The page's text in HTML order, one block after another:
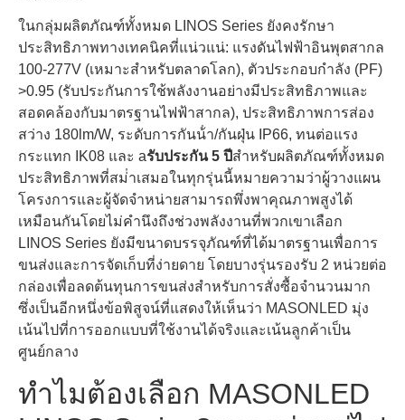
ในกลุ่มผลิตภัณฑ์ทั้งหมด LINOS Series ยังคงรักษา
ประสิทธิภาพทางเทคนิคที่แน่วแน่: แรงดันไฟฟ้าอินพุตสากล
100-277V (เหมาะสําหรับตลาดโลก), ตัวประกอบกําลัง (PF)
>0.95 (รับประกันการใช้พลังงานอย่างมีประสิทธิภาพและ
สอดคล้องกับมาตรฐานไฟฟ้าสากล), ประสิทธิภาพการส่อง
สว่าง 180lm/W, ระดับการกันน้ํา/กันฝุ่น IP66, ทนต่อแรง
กระแทก IK08 และ aรับประกัน 5 ปีสําหรับผลิตภัณฑ์ทั้งหมด
ประสิทธิภาพที่สม่ําเสมอในทุกรุ่นนี้หมายความว่าผู้วางแผน
โครงการและผู้จัดจําหน่ายสามารถพึ่งพาคุณภาพสูงได้
เหมือนกันโดยไม่คํานึงถึงช่วงพลังงานที่พวกเขาเลือก
LINOS Series ยังมีขนาดบรรจุภัณฑ์ที่ได้มาตรฐานเพื่อการ
ขนส่งและการจัดเก็บที่ง่ายดาย โดยบางรุ่นรองรับ 2 หน่วยต่อ
กล่องเพื่อลดต้นทุนการขนส่งสําหรับการสั่งซื้อจํานวนมาก
ซึ่งเป็นอีกหนึ่งข้อพิสูจน์ที่แสดงให้เห็นว่า MASONLED มุ่ง
เน้นไปที่การออกแบบที่ใช้งานได้จริงและเน้นลูกค้าเป็น
ศูนย์กลาง
ทําไมต้องเลือก MASONLED